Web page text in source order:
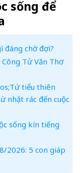
sống để
đáng chờ đợi?
Tử Văn Thơ
tiểu thiên
nhặt rác đến cuộc
sống kín tiếng
2026: 5 con giáp